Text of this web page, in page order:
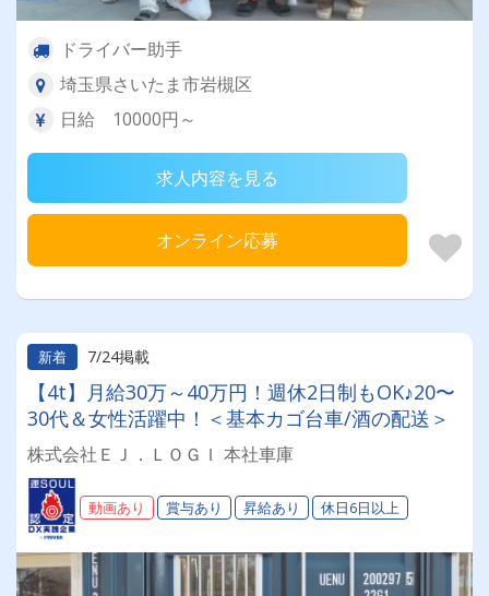
ドライバー助手
埼玉県さいたま市岩槻区
日給 10000円～
求人内容を見る
オンライン応募
新着 7/24掲載
【4t】月給30万～40万円！週休2日制もOK♪20〜
30代＆女性活躍中！＜基本カゴ台車/酒の配送＞
株式会社ＥＪ．ＬＯＧＩ 本社車庫
動画あり 賞与あり 昇給あり 休日6日以上